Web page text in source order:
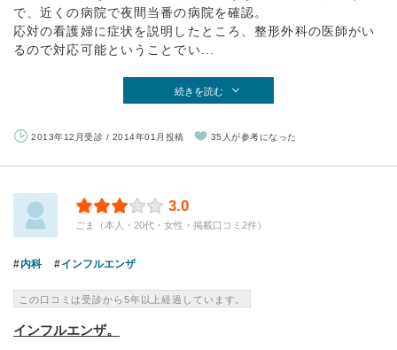
で、近くの病院で夜間当番の病院を確認。
応対の看護婦に症状を説明したところ、整形外科の医師がい
るので対応可能ということでい...
続きを読む
2013年12月受診 / 2014年01月投稿 35人が参考になった
3.0
ごま（本人・20代・女性・掲載口コミ2件）
内科 インフルエンザ
この口コミは受診から5年以上経過しています。
インフルエンザ。